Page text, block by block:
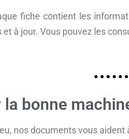
fiche contient les
à jour. Vous pouvez les
la bonne
nos documents vous